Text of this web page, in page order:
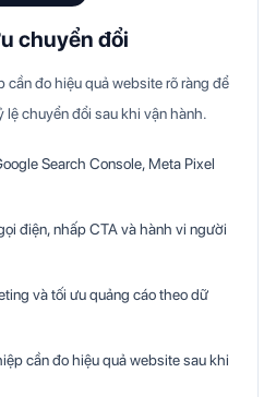
chuyển đổi
cần đo hiệu quả website rõ ràng để
lệ chuyển đổi sau khi vận hành.
Search Console, Meta Pixel
điện, nhấp CTA và hành vi người
và tối ưu quảng cáo theo dữ
cần đo hiệu quả website sau khi